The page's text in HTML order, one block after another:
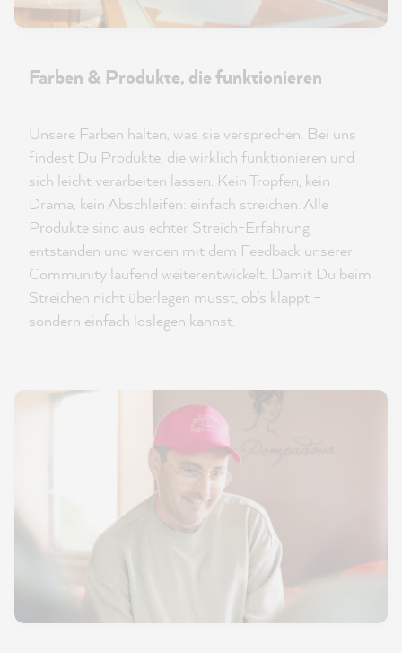
Farben & Produkte, die funktionieren
Unsere Farben halten, was sie versprechen. Bei uns
findest Du Produkte, die wirklich funktionieren und
sich leicht verarbeiten lassen. Kein Tropfen, kein
Drama, kein Abschleifen: einfach streichen. Alle
Produkte sind aus echter Streich-Erfahrung
entstanden und werden mit dem Feedback unserer
Community laufend weiterentwickelt. Damit Du beim
Streichen nicht überlegen musst, ob’s klappt –
sondern einfach loslegen kannst.